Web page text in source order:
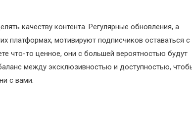
качеству контента. Регулярные обновления, а
платформах, мотивируют подписчиков оставаться с
что-то ценное, они с большей вероятностью будут
между эксклюзивностью и доступностью,
с вами.